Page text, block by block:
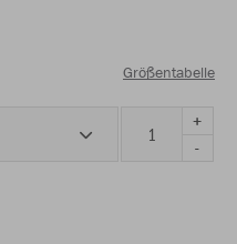
Größentabelle
+
-